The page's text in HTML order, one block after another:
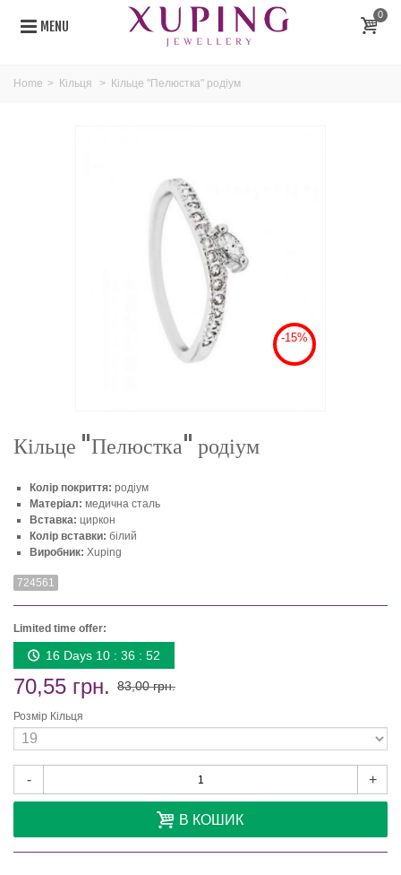
MENU
0
Home > Кільця > Кільце "Пелюстка" родіум
-15%
Кільце "Пелюстка" родіум
Колір покриття: родіум
Матеріал: медична сталь
Вставка: циркон
Колір вставки: білий
Виробник: Xuping
724561
Limited time offer:
16 Days 10 : 36 : 52
70,55 грн. 83,00 грн.
Розмір Кільця
- +
В КОШИК